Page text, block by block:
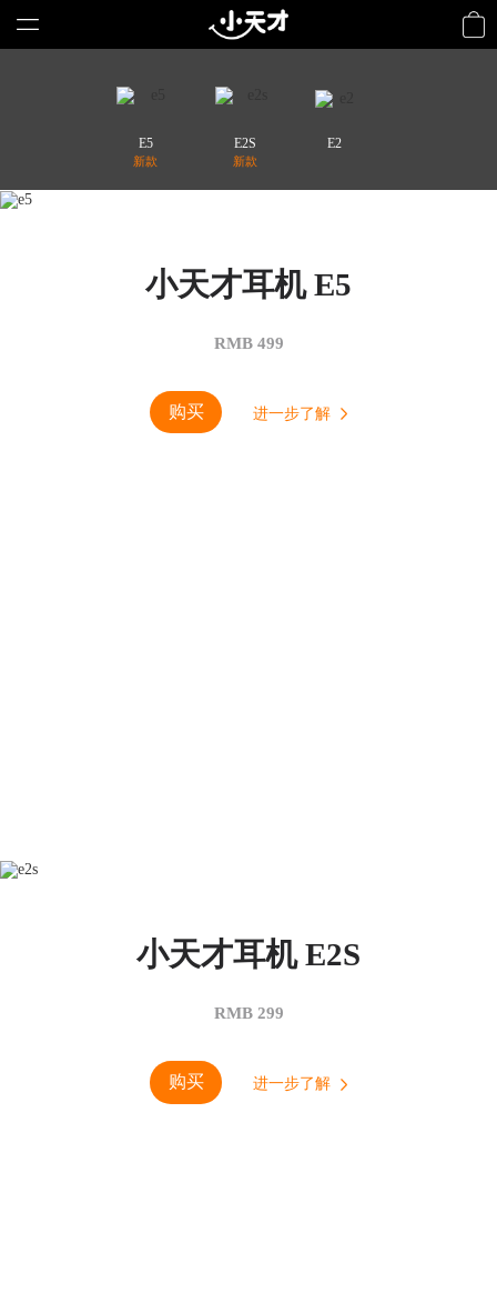
E5
新款
E2S
新款
E2
小天才耳机 E5
RMB 499
购买 进一步了解
小天才耳机 E2S
RMB 299
购买 进一步了解